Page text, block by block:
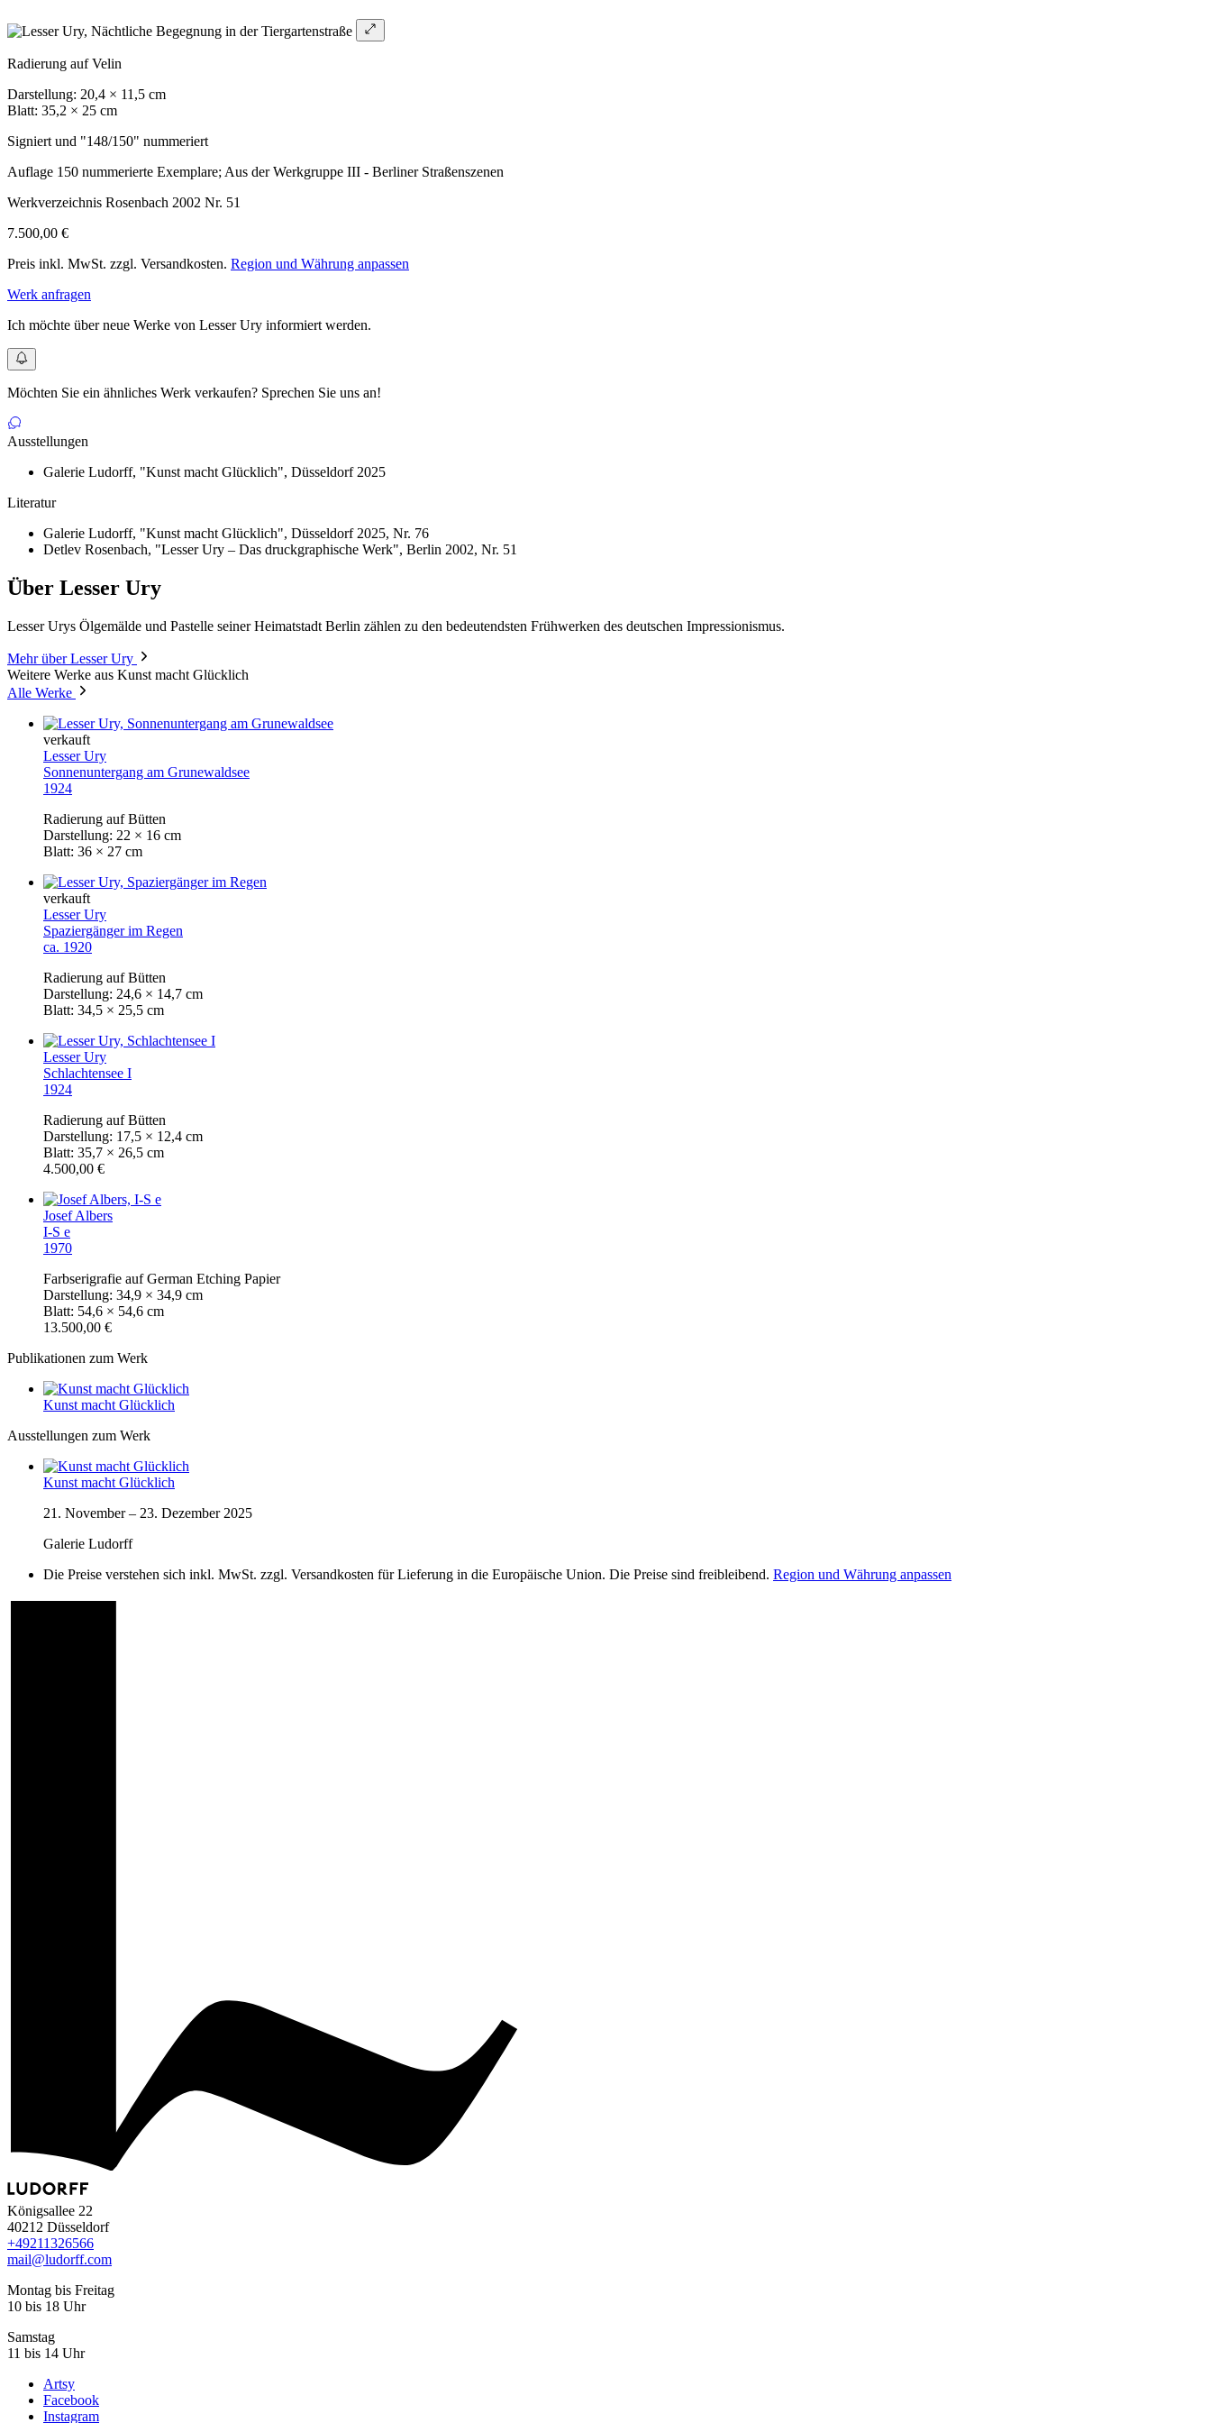
Radierung auf Velin
Darstellung: 20,4 × 11,5 cm
Blatt: 35,2 × 25 cm
Signiert und "148/150" nummeriert
Auflage 150 nummerierte Exemplare; Aus der Werkgruppe III - Berliner Straßenszenen
Werkverzeichnis Rosenbach 2002 Nr. 51
7.500,00 €
Preis inkl. MwSt. zzgl. Versandkosten. Region und Währung anpassen
Werk anfragen
Ich möchte über neue Werke von Lesser Ury informiert werden.
Möchten Sie ein ähnliches Werk verkaufen? Sprechen Sie uns an!
Ausstellungen
Galerie Ludorff, "Kunst macht Glücklich", Düsseldorf 2025
Literatur
Galerie Ludorff, "Kunst macht Glücklich", Düsseldorf 2025, Nr. 76
Detlev Rosenbach, "Lesser Ury – Das druckgraphische Werk", Berlin 2002, Nr. 51
Über Lesser Ury
Lesser Urys Ölgemälde und Pastelle seiner Heimatstadt Berlin zählen zu den bedeutendsten Frühwerken des deutschen Impressionismus.
Mehr über Lesser Ury
Weitere Werke aus Kunst macht Glücklich
Alle Werke
verkauft
Lesser Ury
Sonnenuntergang am Grunewaldsee
1924
Radierung auf Bütten
Darstellung: 22 × 16 cm
Blatt: 36 × 27 cm
verkauft
Lesser Ury
Spaziergänger im Regen
ca. 1920
Radierung auf Bütten
Darstellung: 24,6 × 14,7 cm
Blatt: 34,5 × 25,5 cm
Lesser Ury
Schlachtensee I
1924
Radierung auf Bütten
Darstellung: 17,5 × 12,4 cm
Blatt: 35,7 × 26,5 cm
4.500,00 €
Josef Albers
I-S e
1970
Farbserigrafie auf German Etching Papier
Darstellung: 34,9 × 34,9 cm
Blatt: 54,6 × 54,6 cm
13.500,00 €
Publikationen zum Werk
Kunst macht Glücklich
Ausstellungen zum Werk
Kunst macht Glücklich
21. November– 23. Dezember 2025
Galerie Ludorff
Die Preise verstehen sich inkl. MwSt. zzgl. Versandkosten für Lieferung in die Europäische Union. Die Preise sind freibleibend. Region und Währung anpassen
Königsallee 22
40212 Düsseldorf
+49211326566
mail@ludorff.com
Montag bis Freitag
10 bis 18 Uhr
Samstag
11 bis 14 Uhr
Artsy
Facebook
Instagram